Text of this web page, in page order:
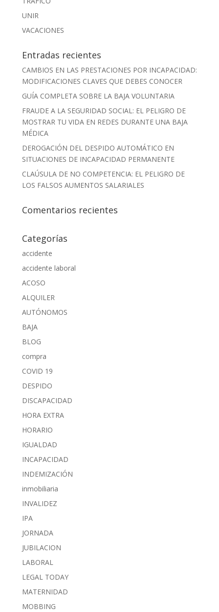
UNIR
VACACIONES
Entradas recientes
CAMBIOS EN LAS PRESTACIONES POR INCAPACIDAD:
MODIFICACIONES CLAVES QUE DEBES CONOCER
GUÍA COMPLETA SOBRE LA BAJA VOLUNTARIA
FRAUDE A LA SEGURIDAD SOCIAL: EL PELIGRO DE
MOSTRAR TU VIDA EN REDES DURANTE UNA BAJA
MÉDICA
DEROGACIÓN DEL DESPIDO AUTOMÁTICO EN
SITUACIONES DE INCAPACIDAD PERMANENTE
CLAÚSULA DE NO COMPETENCIA: EL PELIGRO DE
LOS FALSOS AUMENTOS SALARIALES
Comentarios recientes
Categorías
accidente
accidente laboral
ACOSO
ALQUILER
AUTÓNOMOS
BAJA
BLOG
compra
COVID 19
DESPIDO
DISCAPACIDAD
HORA EXTRA
HORARIO
IGUALDAD
INCAPACIDAD
INDEMIZACIÓN
inmobiliaria
INVALIDEZ
IPA
JORNADA
JUBILACION
LABORAL
LEGAL TODAY
MATERNIDAD
MOBBING